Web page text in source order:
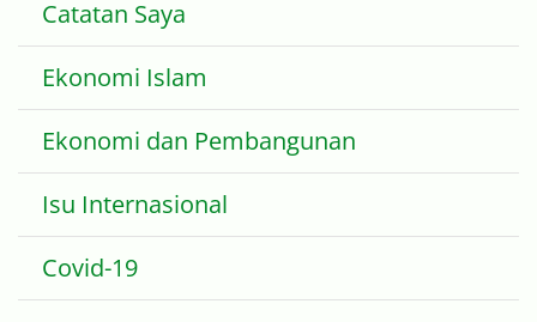
Catatan Saya
Ekonomi Islam
Ekonomi dan Pembangunan
Isu Internasional
Covid-19